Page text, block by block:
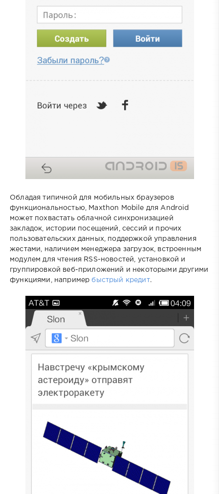
Обладая типичной для мобильных браузеров
функциональностью, Maxthon Mobile для Android
может похвастать облачной синхронизацией
закладок, истории посещений, сессий и прочих
пользовательских данных, поддержкой управления
жестами, наличием менеджера загрузок, встроенным
модулем для чтения RSS-новостей, установкой и
группировкой веб-приложений и некоторыми другими
функциями, например быстрый кредит.